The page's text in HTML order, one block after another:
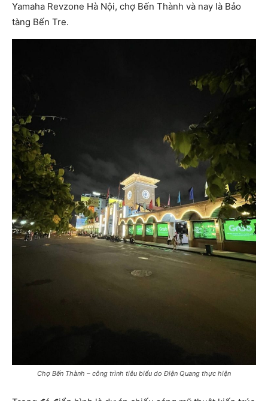
Yamaha Revzone Hà Nội, chợ Bến Thành và nay là Bảo
tàng Bến Tre.
Chợ Bến Thành – công trình tiêu biểu do Điện Quang thực hiện